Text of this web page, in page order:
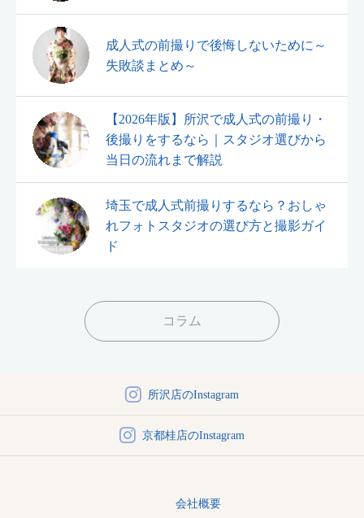
成人式の前撮りで後悔しないために～
失敗談まとめ～
【2026年版】所沢で成人式の前撮り・
後撮りをするなら｜スタジオ選びから
当日の流れまで解説
埼玉で成人式前撮りするなら？おしゃ
れフォトスタジオの選び方と撮影ガイ
ド
コラム
所沢店のInstagram
京都桂店のInstagram
会社概要